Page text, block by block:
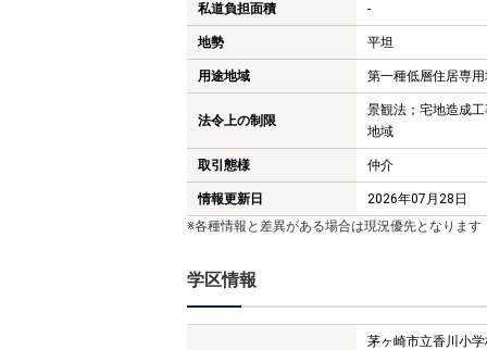
私道負担面積 -
地勢 平坦
用途地域 第一種低層住居専
法令上の制限
景観法；宅地造成
地域
取引態様 仲介
情報更新日
2026年07月28日
※各種情報と差異がある場合は現況優先となります
学区情報
茅ヶ崎市立香川小